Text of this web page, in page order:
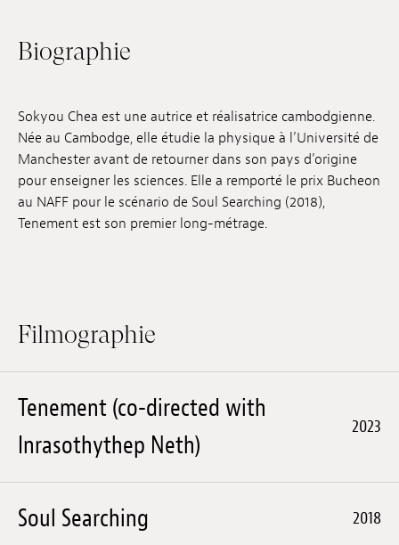
Soumissions
Publications
Biographie
Sokyou Chea est une autrice et réalisatrice cambodgienne.
Née au Cambodge, elle étudie la physique à l’Université de
Manchester avant de retourner dans son pays d’origine
pour enseigner les sciences. Elle a remporté le prix Bucheon
au NAFF pour le scénario de Soul Searching (2018),
Tenement est son premier long-métrage.
Filmographie
Tenement (co-directed with
Inrasothythep Neth)
2023
Soul Searching 2018